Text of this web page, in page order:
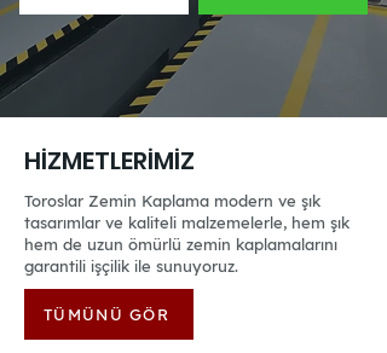
HİZMETLERİMİZ
Toroslar Zemin Kaplama modern ve şık
tasarımlar ve kaliteli malzemelerle, hem şık
hem de uzun ömürlü zemin kaplamalarını
garantili işçilik ile sunuyoruz.
TÜMÜNÜ GÖR